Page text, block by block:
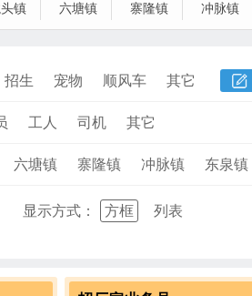
镇 六塘镇 寨隆镇 冲脉镇
招生 宠物 顺风车 其它
工人 司机 其它
六塘镇 寨隆镇 冲脉镇 东泉镇
显示方式： 方框 列表